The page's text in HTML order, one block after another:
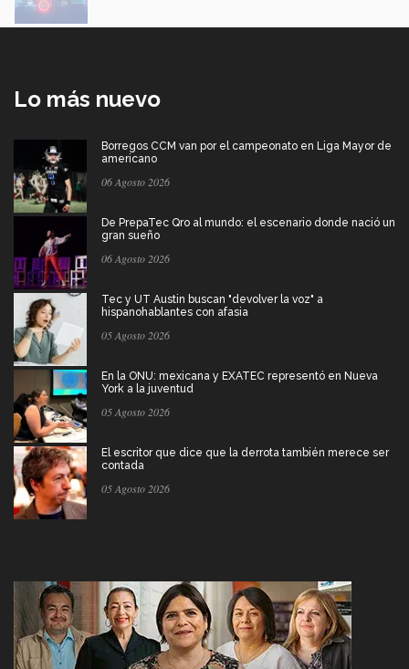
Lo más nuevo
Borregos CCM van por el campeonato en Liga Mayor de
americano
06 Agosto 2026
De PrepaTec Qro al mundo: el escenario donde nació un
gran sueño
06 Agosto 2026
Tec y UT Austin buscan "devolver la voz" a
hispanohablantes con afasia
05 Agosto 2026
En la ONU: mexicana y EXATEC representó en Nueva
York a la juventud
05 Agosto 2026
El escritor que dice que la derrota también merece ser
contada
05 Agosto 2026